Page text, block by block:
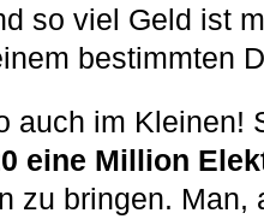
so viel Geld ist
bestimmten
auch im Kleinen!
eine Million
zu bringen. Man,